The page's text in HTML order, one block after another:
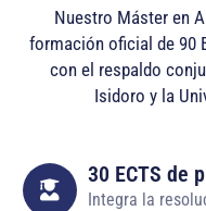
Nuestro Máster en
formación oficial de 90
con el respaldo
Isidoro y la
30 ECTS de
Integra la